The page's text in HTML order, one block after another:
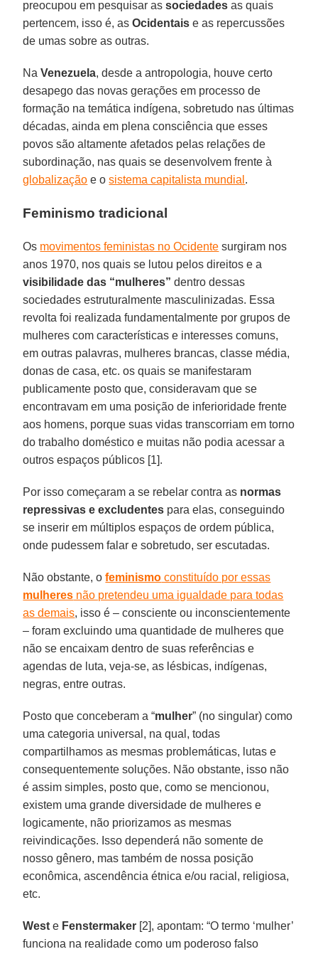
preocupou em pesquisar associedades as quais
pertencem, isso é, asOcidentais e as repercussões
de umas sobre as outras.
NaVenezuela, desde a antropologia, houve certo
desapego das novas gerações em processo de
formação na temática indígena, sobretudo nas últimas
décadas, ainda em plena consciência que esses
povos são altamente afetados pelas relações de
subordinação, nas quais se desenvolvem frente à
globalização e osistema capitalista mundial .
Feminismo tradicional
Os movimentos feministas no Ocidente surgiram nos
anos 1970, nos quais se lutou pelos direitos e a
visibilidade das “mulheres” dentro dessas
sociedades estruturalmente masculinizadas. Essa
revolta foi realizada fundamentalmente por grupos de
mulheres com características e interesses comuns,
em outras palavras, mulheres brancas, classe média,
donas de casa, etc. os quais se manifestaram
publicamente posto que, consideravam que se
encontravam em uma posição de inferioridade frente
aos homens, porque suas vidas transcorriam em torno
do trabalho doméstico e muitas não podia acessar a
outros espaços públicos [1].
Por isso começaram a se rebelar contra as normas
repressivas e excludentes para elas, conseguindo
se inserir em múltiplos espaços de ordem pública,
onde pudessem falar e sobretudo, ser escutadas.
Não obstante, ofeminismo constituído por essas
mulheres não pretendeu uma igualdade para todas
as demais, isso é – consciente ou inconscientemente
– foram excluindo uma quantidade de mulheres que
não se encaixam dentro de suas referências e
agendas de luta, veja-se, as lésbicas, indígenas,
negras, entre outras.
Posto que conceberam a “mulher” (no singular) como
uma categoria universal, na qual, todas
compartilhamos as mesmas problemáticas, lutas e
consequentemente soluções. Não obstante, isso não
é assim simples, posto que, como se mencionou,
existem uma grande diversidade de mulheres e
logicamente, não priorizamos as mesmas
reivindicações. Isso dependerá não somente de
nosso gênero, mas também de nossa posição
econômica, ascendência étnica e/ou racial, religiosa,
etc.
West e Fenstermaker [2], apontam: “O termo ‘mulher’
funciona na realidade como um poderoso falso